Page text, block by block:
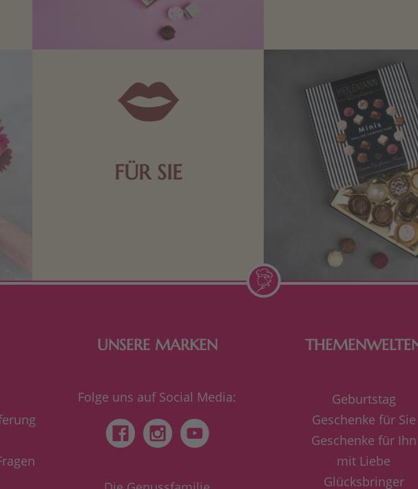
FÜR SIE
UNSERE MARKEN
Folge uns auf Social Media:
Geburtstag
Geschenke für Sie
Geschenke für Ihn
mit Liebe
Glücksbringer